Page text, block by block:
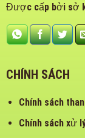
Được cấp bởi sở
CHÍNH SÁCH
Chính sách
Chính sách xử